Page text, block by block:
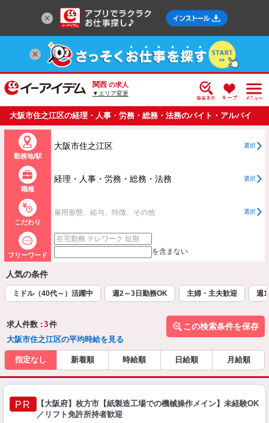
関西 の求人
▼エリア変更
大阪市住之江区の経理・人事・労務・総務・法務のバイト・アルバイ
ト・パートの求人情報一覧
勤務地/駅
大阪市住之江区 選択
職種
経理・人事・労務・総務・法務 選択
こだわり
雇用形態、給与、特徴、その他 選択
フリーワード を含まない
人気の条件
ミドル（40代～）活躍中 週2～3日勤務OK 主婦・主夫歓迎 週
求人件数 : 3件
大阪市住之江区の平均時給を見る
この検索条件を保存
指定なし 新着順 時給順 日給順 月給順
PR
【大阪府】枚方市【紙製造工場での機械操作メイン】未経験OK
／リフト免許所持者歓迎